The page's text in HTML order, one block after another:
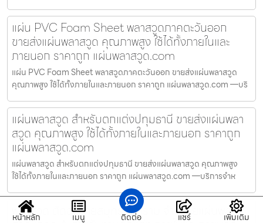
แผ่น PVC Foam Sheet พลาสวูดภาคตะวันออก
ขายส่งแผ่นพลาสวูด คุณภาพสูง ใช้ได้ทั้งภายในและ
ภายนอก ราคาถูก แผ่นพลาสวูด.com
แผ่น PVC Foam Sheet พลาสวูดภาคตะวันออก ขายส่งแผ่นพลาสวูด
คุณภาพสูง ใช้ได้ทั้งภายในและภายนอก ราคาถูก แผ่นพลาสวูด.com —บริ
แผ่นพลาสวูด สำหรับตกแต่งปทุมธานี ขายส่งแผ่นพลา
สวูด คุณภาพสูง ใช้ได้ทั้งภายในและภายนอก ราคาถูก
แผ่นพลาสวูด.com
แผ่นพลาสวูด สำหรับตกแต่งปทุมธานี ขายส่งแผ่นพลาสวูด คุณภาพสูง
ใช้ได้ทั้งภายในและภายนอก ราคาถูก แผ่นพลาสวูด.com —บริการจำห
พลาสวูด ตัดฉลุลายสมุทรสงคราม จำหน่ายแผ่นพลา
หน้าหลัก เมนู ติดต่อ แชร์ เพิ่มเติม